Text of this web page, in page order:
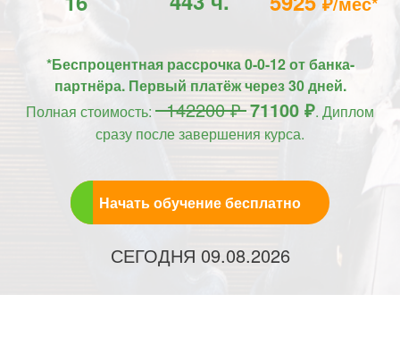
*Беспроцентная рассрочка 0-0-12 от банка-
партнёра. Первый платёж через 30 дней.
Полная стоимость: 142200 ₽71100 ₽. Диплом
сразу после завершения курса.
Начать обучение бесплатно
СЕГОДНЯ 09.08.2026